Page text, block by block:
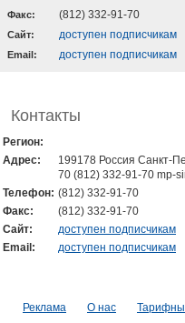
Факс: (812) 332-91-70
Cайт: доступен подписчикам
Email: доступен подписчикам
Контакты
Регион:
Адрес:
199178 Россия Санкт-
70 (812) 332-91-70 mp-
Телефон: (812) 332-91-70
Факс:
(812) 332-91-70
Cайт:
доступен подписчикам
Email:
доступен подписчикам
Реклама О нас